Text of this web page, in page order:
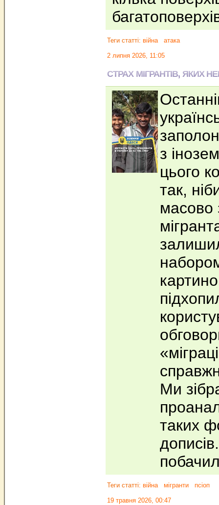
Теги статті: війна атака
2 липня 2026, 11:05
СТРАХ МІГРАНТІВ, ЯКИХ
з
цього
так,
масово
Ми
таких
Теги статті: війна мігранти псіоп
19 травня 2026, 00:47